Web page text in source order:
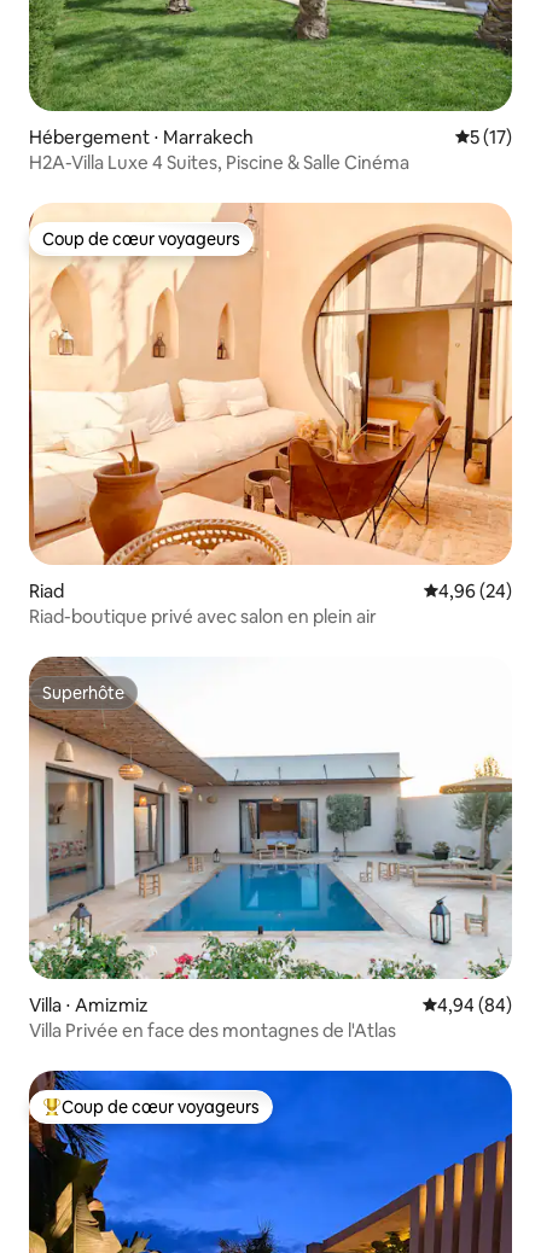
Hébergement ⋅ Marrakech
5 (17)
H2A-Villa Luxe 4 Suites, Piscine & Salle Cinéma
Coup de cœur voyageurs
Coup de cœur voyageurs
Riad Évaluation
4,96 (24)
Riad-boutique privé avec salon en plein air
Superhôte
Superhôte
Villa ⋅ Amizmiz Évaluation
4,94 (84)
Villa Privée en face des montagnes de l'Atlas
Coups de cœur voyageurs les plus appréciés
Coup de cœur voyageurs